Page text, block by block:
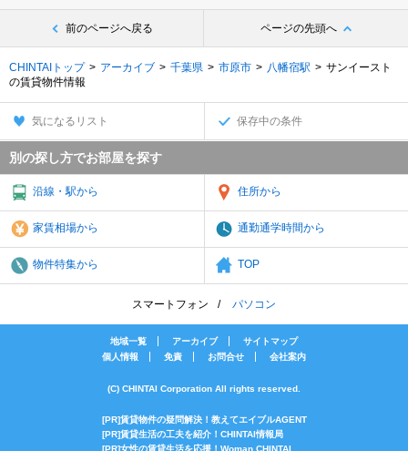
前のページへ戻る ページの先頭へ
CHINTAIトップ アーカイブ 千葉県 市原市 八幡宿駅
サンイースト
の賃貸物件情報
気になるリスト 保存中の条件
別の探し方でお部屋を探す
沿線・駅から 住所から
家賃相場から 通勤通学時間から
物件特集から TOP
スマートフォン パソコン
地域一覧 アーカイブ
サイトマップ
個人情報
免責 お問合せ 会社案内
(C) CHINTAI Corporation All rights reserved.
[PR]賃貸物件の疑問解決！教えてエイブルAGENT
[PR]賃貸生活の工夫を紹介！CHINTAI情報局
[PR]女性の賃貸生活を応援！Woman.CHINTAI